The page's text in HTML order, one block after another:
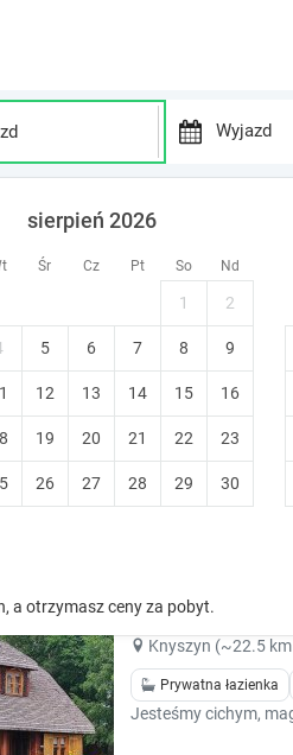
d
w
a
e
y
t
o
Śr Cz Pt So Nd
sierpień 2026
1 2
5 6 7 8 9
12 13 14 15 16
19 20 21 22 23
26 27 28 29 30
a otrzymasz ceny za pobyt.
Dworek
Choroszcz (~15.6
Stworzony dla rodzin
Uroczysko Jeleń
Knyszyn (~22.5
Prywatna łazienka